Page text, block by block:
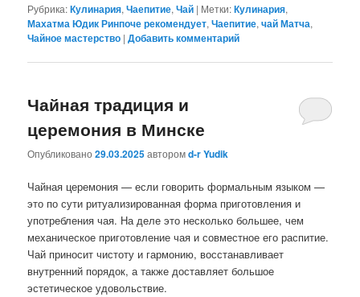
Рубрика:Кулинария,Чаепитие,Чай | Метки:Кулинария,
Махатма Юдик Ринпоче рекомендует,Чаепитие,чай Матча,
Чайное мастерство |Добавить комментарий
Чайная традиция и
церемония в Минске
Опубликовано29.03.2025авторомd-r Yudik
Чайная церемония — если говорить формальным языком —
это по сути ритуализированная форма приготовления и
употребления чая. На деле это несколько большее, чем
механическое приготовление чая и совместное его распитие.
Чай приносит чистоту и гармонию, восстанавливает
внутренний порядок, а также доставляет большое
эстетическое удовольствие.